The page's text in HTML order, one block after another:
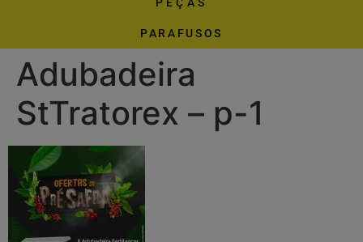
PARAFUSOS
Adubadeira
StTratorex – p-1